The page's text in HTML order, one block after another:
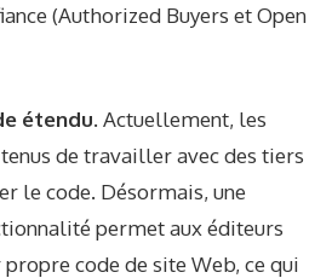
(Authorized Buyers et Open
étendu. Actuellement, les
de travailler avec des tiers
le code. Désormais, une
permet aux éditeurs
code de site Web, ce qui